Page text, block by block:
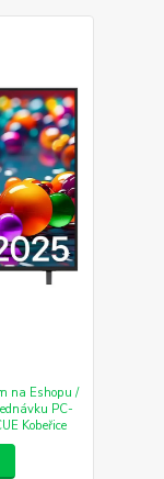
na Eshopu /
PC-
Kobeřice